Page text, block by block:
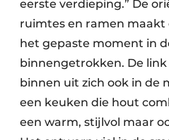
eerste verdieping.” De
ruimtes en ramen
het gepaste moment in
binnengetrokken. De
binnen uit zich ook in de
een keuken die hout
een warm, stijlvol maar